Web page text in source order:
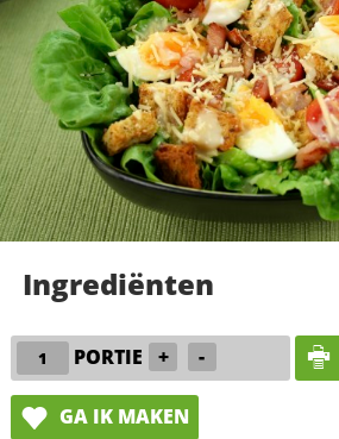
Ingrediënten
PORTIE + -
GA IK MAKEN